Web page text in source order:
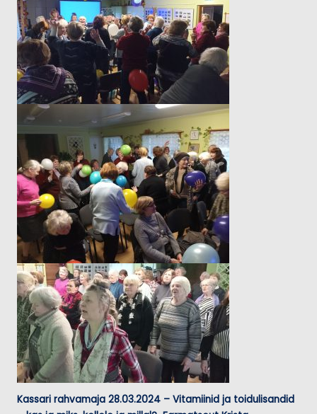
Kassari rahvamaja 28.03.2024 – Vitamiinid ja toidulisandid